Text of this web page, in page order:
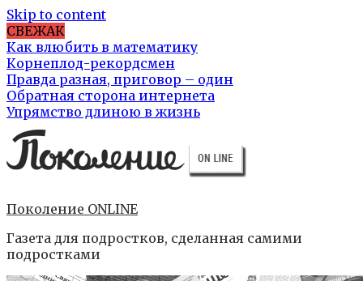
Skip to content
СВЕЖАК
Как влюбить в математику
Корнеплод-рекордсмен
Правда разная, приговор – один
Обратная сторона интернета
Упрямство длиною в жизнь
Поколение ONLINE
Газета для подростков, сделанная самими
подростками